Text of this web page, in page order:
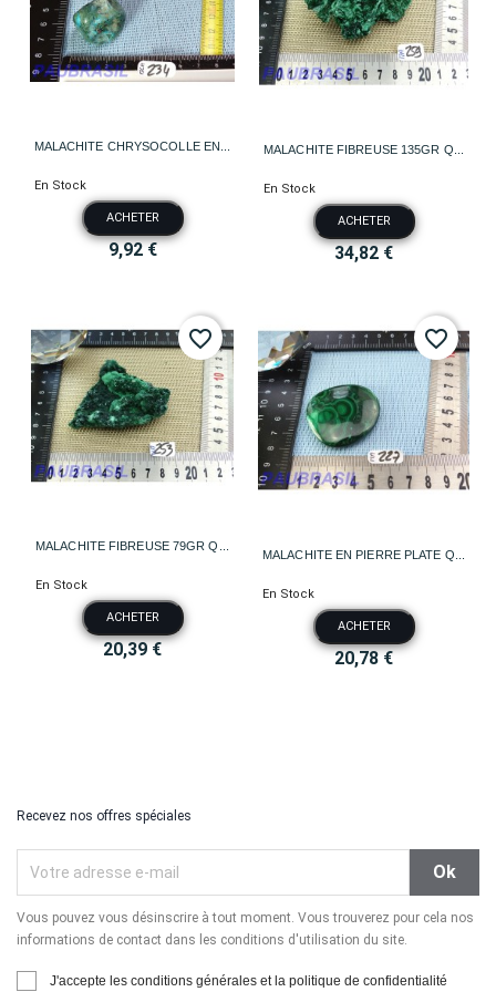
MALACHITE CHRYSOCOLLE EN...
En Stock
ACHETER
9,92 €
MALACHITE FIBREUSE 135GR Q...
En Stock
ACHETER
34,82 €
MALACHITE FIBREUSE 79GR Q...
En Stock
ACHETER
20,39 €
favorite_border
MALACHITE EN PIERRE PLATE Q...
En Stock
ACHETER
20,78 €
favorite_border
Recevez nos offres spéciales
Vous pouvez vous désinscrire à tout moment. Vous trouverez pour cela nos
informations de contact dans les conditions d'utilisation du site.
J'accepte les conditions générales et la politique de confidentialité